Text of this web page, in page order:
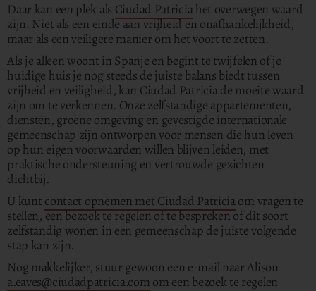
Daar kan een plek als Ciudad Patriciahet overwegen waard
zijn. Niet als een einde aan vrijheid en onafhankelijkheid,
maar als een veiligere manier om het voort te zetten.
Als je alleen woont in Spanje en begint te twijfelen of je
huidige huis je nog steeds de juiste balans biedt tussen
vrijheid en veiligheid, kan Ciudad Patricia de moeite waard
zijn om te verkennen. Onze zelfstandige appartementen,
diensten, groene omgeving en gevestigde internationale
gemeenschap zijn ontworpen voor mensen die hun leven
op hun eigen voorwaarden willen blijven leiden, met
praktische ondersteuning en vertrouwde gezichten
dichtbij.
U kunt contact opnemen met Ciudad Patriciaom vragen te
stellen, een bezoek te regelen of te bespreken of dit soort
zelfstandig wonen in een gemeenschap de juiste volgende
stap kan zijn.
Nog makkelijker, stuur gewoon een e-mail naar Alison
a.eaves@ciudadpatricia.com om een bezoek te regelen